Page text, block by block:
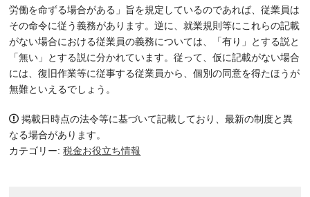
労働を命ずる場合がある」旨を規定しているのであれば、従業員は
その命令に従う義務があります。逆に、就業規則等にこれらの記載
がない場合における従業員の義務については、「有り」とする説と
「無い」とする説に分かれています。従って、仮に記載がない場合
には、復旧作業等に従事する従業員から、個別の同意を得たほうが
無難といえるでしょう。
掲載日時点の法令等に基づいて記載しており、最新の制度と異
なる場合があります。
カテゴリー:税金お役立ち情報